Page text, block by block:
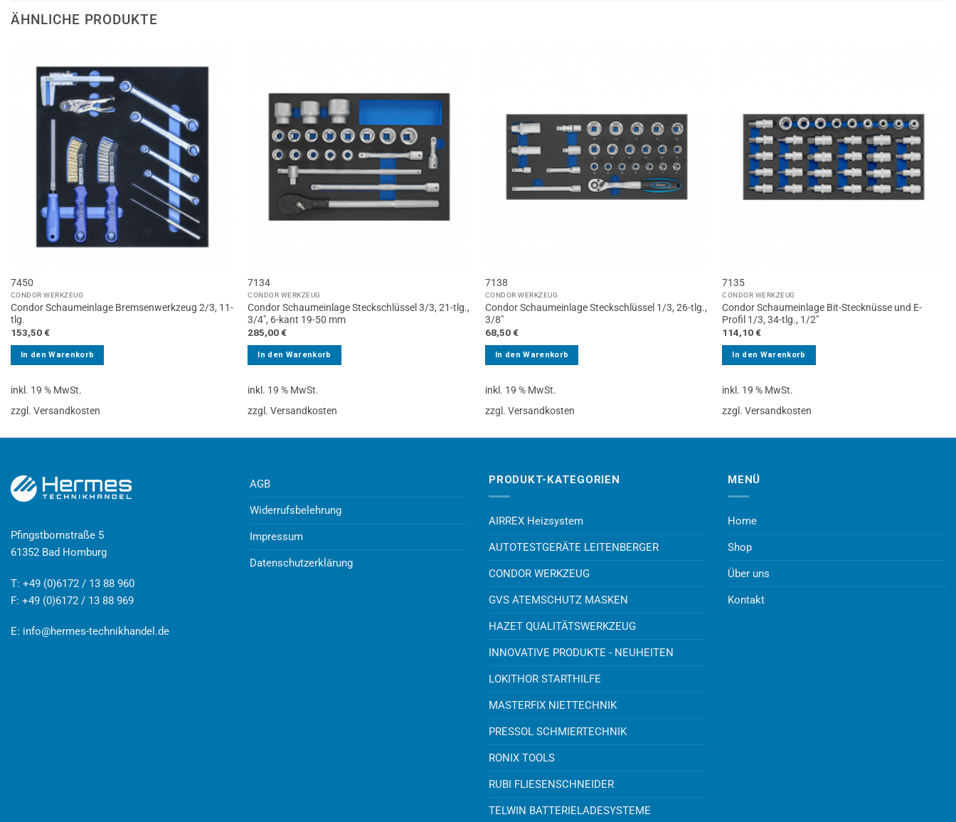
ÄHNLICHE PRODUKTE
7450
CONDOR WERKZEUG
Condor Schaumeinlage Bremsenwerkzeug 2/3, 11-
tlg.
153,50€
In den Warenkorb
inkl. 19 % MwSt.
zzgl. Versandkosten
7134
CONDOR WERKZEUG
Condor Schaumeinlage Steckschlüssel 3/3, 21-tlg.,
3/4″, 6-kant 19-50 mm
285,00€
In den Warenkorb
inkl. 19 % MwSt.
zzgl. Versandkosten
7138
CONDOR WERKZEUG
Condor Schaumeinlage Steckschlüssel 1/3, 26-tlg.,
3/8″
68,50€
In den Warenkorb
inkl. 19 % MwSt.
zzgl. Versandkosten
7135
CONDOR WERKZEUG
Condor Schaumeinlage Bit-Stecknüsse und E-
Profil 1/3, 34-tlg., 1/2″
114,10€
In den Warenkorb
inkl. 19 % MwSt.
zzgl. Versandkosten
Pfingstbornstraße 5
61352 Bad Homburg
T: +49 (0)6172 / 13 88 960
F: +49 (0)6172 / 13 88 969
E: info@hermes-technikhandel.de
AGB
Widerrufsbelehrung
Impressum
Datenschutzerklärung
PRODUKT-KATEGORIEN
AIRREX Heizsystem
AUTOTESTGERÄTE LEITENBERGER
CONDOR WERKZEUG
GVS ATEMSCHUTZ MASKEN
HAZET QUALITÄTSWERKZEUG
INNOVATIVE PRODUKTE - NEUHEITEN
LOKITHOR STARTHILFE
MASTERFIX NIETTECHNIK
PRESSOL SCHMIERTECHNIK
RONIX TOOLS
RUBI FLIESENSCHNEIDER
TELWIN BATTERIELADESYSTEME
MENÜ
Home
Shop
Über uns
Kontakt